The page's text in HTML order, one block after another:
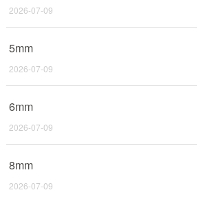
2026-07-09
5mm
2026-07-09
6mm
2026-07-09
8mm
2026-07-09